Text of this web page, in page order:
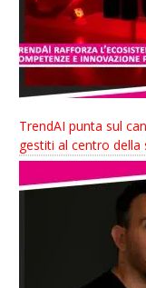
TrendAI punta sul
gestiti al centro della